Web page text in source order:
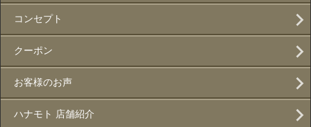
コンセプト
クーポン
お客様のお声
ハナモト 店舗紹介